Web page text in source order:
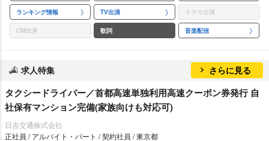
ランキング情報 TV出演 ドラマ出演
CM出演 歌詞 音楽配信
求人特集 さらに見る
タクシードライバー／首都高速単独利用高速クーポン券発行 自
社保有マンション完備(家族向けも対応可)
日吉交通株式会社
正社員 / アルバイト・パート / 契約社員 / 東京都